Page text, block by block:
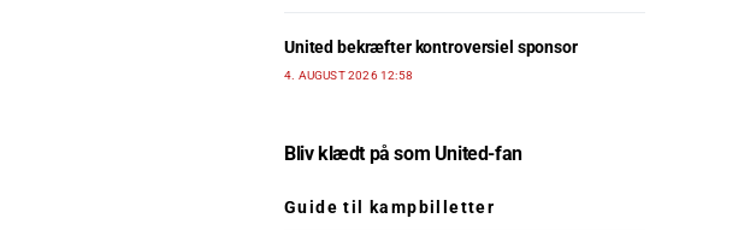
United bekræfter kontroversiel sponsor
4. AUGUST 2026 12:58
Bliv klædt på som United-fan
Guide til kampbilletter